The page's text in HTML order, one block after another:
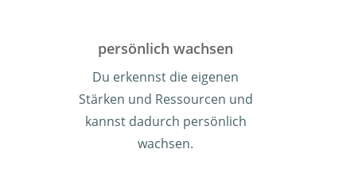
persönlich wachsen
Du erkennst die eigenen
Stärken und Ressourcen und
kannst dadurch persönlich
wachsen.